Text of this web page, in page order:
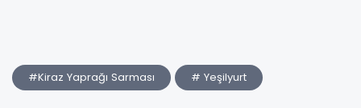
#Kiraz Yaprağı Sarması # Yeşilyurt